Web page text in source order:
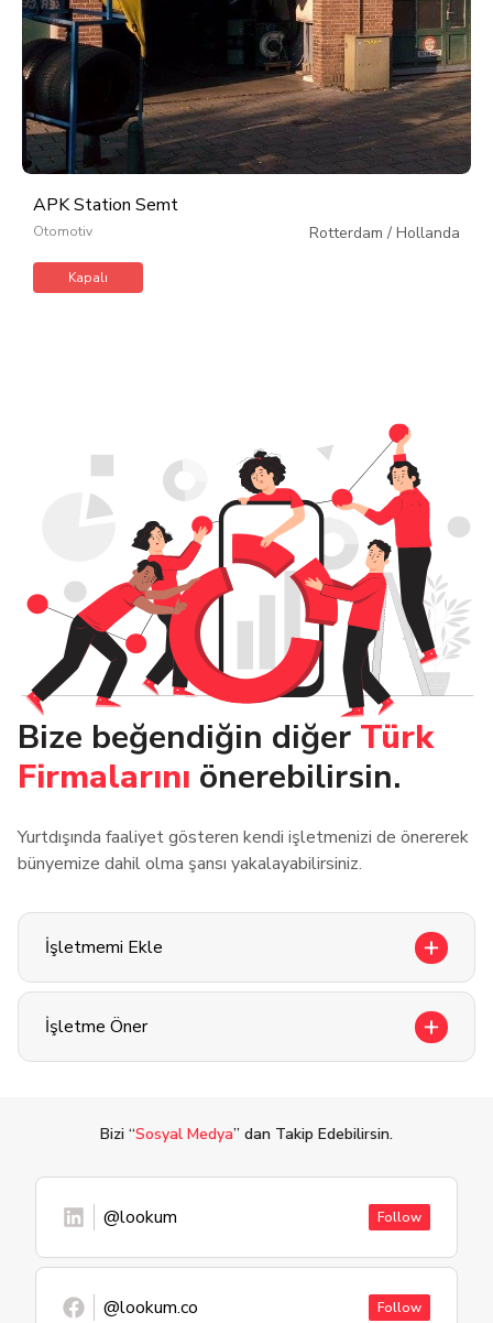
APK Station Semt
Otomotiv Rotterdam / Hollanda
Kapalı
Bize beğendiğin diğer Türk
Firmalarını önerebilirsin.
Yurtdışında faaliyet gösteren kendi işletmenizi de önererek
bünyemize dahil olma şansı yakalayabilirsiniz.
İşletmemi Ekle
İşletme Öner
Bizi “Sosyal Medya” dan Takip Edebilirsin.
@lookum Follow
@lookum.co Follow